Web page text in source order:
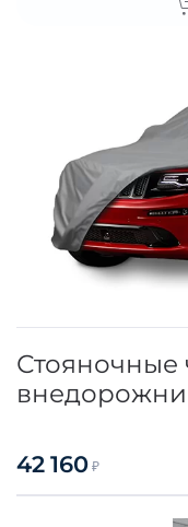
Стояночные
42 160 ₽